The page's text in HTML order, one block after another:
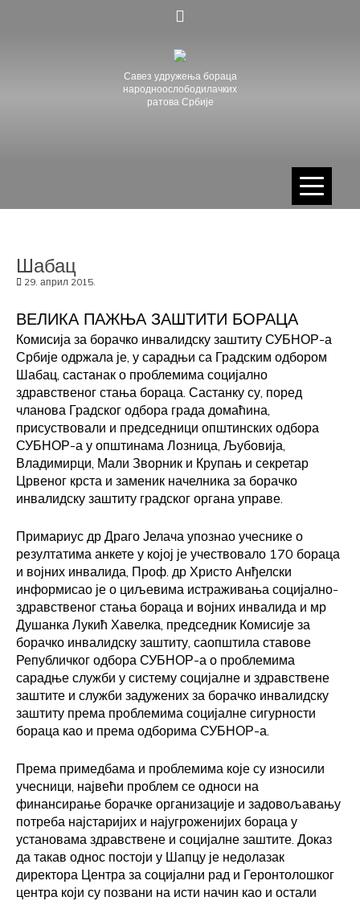
Савез удружења бораца
народноослободилачких
ратова Србије
Шабац
29. април 2015.
ВЕЛИКА ПАЖЊА ЗАШТИТИ БОРАЦА
Комисија за борачко инвалидску заштиту СУБНОР-а
Србије одржала је, у сарадњи са Градским одбором
Шабац, састанак о проблемима социјално
здравственог стања бораца. Састанку су, поред
чланова Градског одбора града домаћина,
присуствовали и председници општинских одбора
СУБНОР-а у општинама Лозница, Љубовија,
Владимирци, Мали Зворник и Крупањ и секретар
Црвеног крста и заменик начелника за борачко
инвалидску заштиту градског органа управе.
Примариус др Драго Јелача упознао учеснике о
резултатима анкете у којој је учествовало 170 бораца
и војних инвалида, Проф. др Христо Анђелски
информисао је о циљевима истраживања социјално-
здравственог стања бораца и војних инвалида и мр
Душанка Лукић Хавелка, председник Комисије за
борачко инвалидску заштиту, саопштила ставове
Републичког одбора СУБНОР-а о проблемима
сарадње служби у систему социјалне и здравствене
заштите и служби задужених за борачко инвалидску
заштиту према проблемима социјалне сигурности
бораца као и према одборима СУБНОР-а.
Према примедбама и проблемима које су износили
учесници, највећи проблем се односи на
финансирање борачке организације и задовољавању
потреба најстаријих и најугроженијих бораца у
установама здравствене и социјалне заштите. Доказ
да такав однос постоји у Шапцу је недолазак
директора Центра за социјални рад и Геронтолошког
центра који су позвани на исти начин као и остали